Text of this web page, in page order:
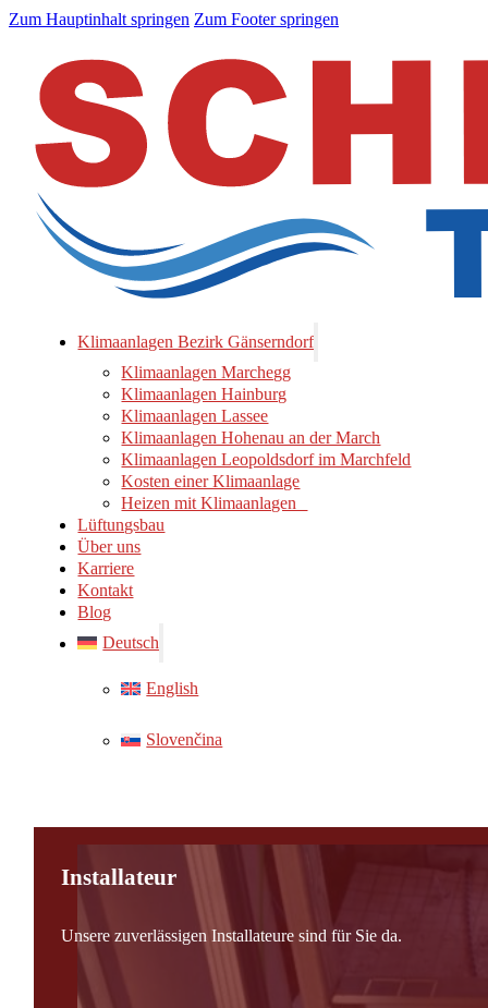
Zum Hauptinhalt springen Zum Footer springen
Klimaanlagen Bezirk Gänserndorf
Klimaanlagen Marchegg
Klimaanlagen Hainburg
Klimaanlagen Lassee
Klimaanlagen Hohenau an der March
Klimaanlagen Leopoldsdorf im Marchfeld
Kosten einer Klimaanlage
Heizen mit Klimaanlagen
Lüftungsbau
Über uns
Karriere
Kontakt
Blog
Deutsch
English
Slovenčina
Installateur
Unsere zuverlässigen Installateure sind für Sie da.